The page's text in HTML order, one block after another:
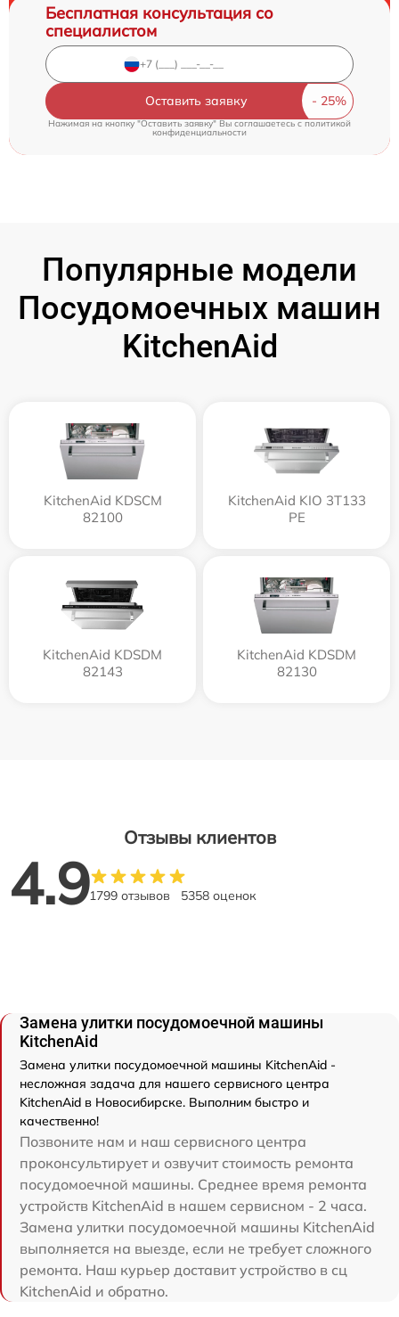
Бесплатная консультация со
специалистом
Оставить заявку
Нажимая на кнопку "Оставить заявку" Вы соглашаетесь cполитикой
конфиденциальности
Популярные модели
Посудомоечных машин
KitchenAid
KitchenAid KDSCM
82100
KitchenAid KIO 3T133
PE
KitchenAid KDSDM
82143
KitchenAid KDSDM
82130
Отзывы клиентов
4.91799 отзывов 5358 оценок
Замена улитки посудомоечной машины
KitchenAid
Замена улитки посудомоечной машины KitchenAid -
несложная задача для нашего сервисного центра
KitchenAid в Новосибирске. Выполним быстро и
качественно!
Позвоните нам и наш сервисного центра
проконсультирует и озвучит стоимость ремонта
посудомоечной машины. Среднее время ремонта
устройств KitchenAid в нашем сервисном - 2 часа.
Замена улитки посудомоечной машины KitchenAid
выполняется на выезде, если не требует сложного
ремонта. Наш курьер доставит устройство в сц
KitchenAid и обратно.